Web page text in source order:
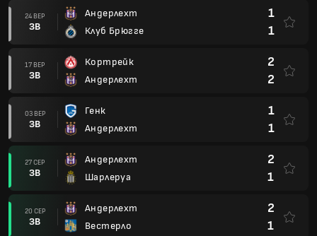
24 ВЕР
ЗВ
Андерлехт
Клуб Брюгге
1
1
17 ВЕР
ЗВ
Кортрейк
Андерлехт
2
2
03 ВЕР
ЗВ
Генк
Андерлехт
1
1
27 СЕР
ЗВ
Андерлехт
Шарлеруа
2
1
20 СЕР
ЗВ
Андерлехт
Вестерло
2
1